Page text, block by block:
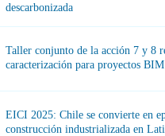
descarbonizada
Taller conjunto de la acción 7 y 8
caracterización para proyectos BIM
EICI 2025: Chile se convierte en
construcción industrializada en